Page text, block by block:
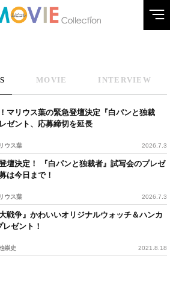
MOVIE INTERVIEW
マリウス葉の緊急登壇決定『白パンと独裁
ゼント、応募締切を延長
ウス葉 2026.7.3
壇決定！ 『白パンと独裁者』試写会のプレゼ
は今日まで！
ウス葉 2026.7.3
戦争』かわいいオリジナルウォッチ＆ハンカ
ゼント！
崇史 2021.8.18